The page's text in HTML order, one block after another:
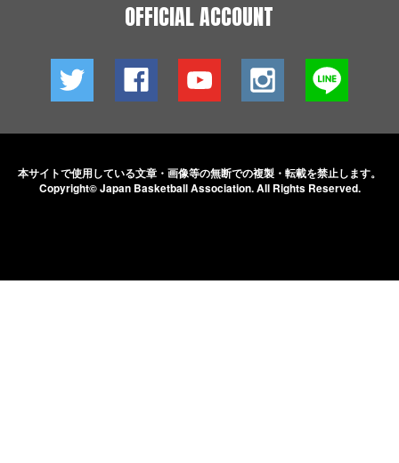
OFFICIAL ACCOUNT
本サイトで使用している文章・画像等の無断での複製・転載を禁止します。
Copyright© Japan Basketball Association.All Rights Reserved.